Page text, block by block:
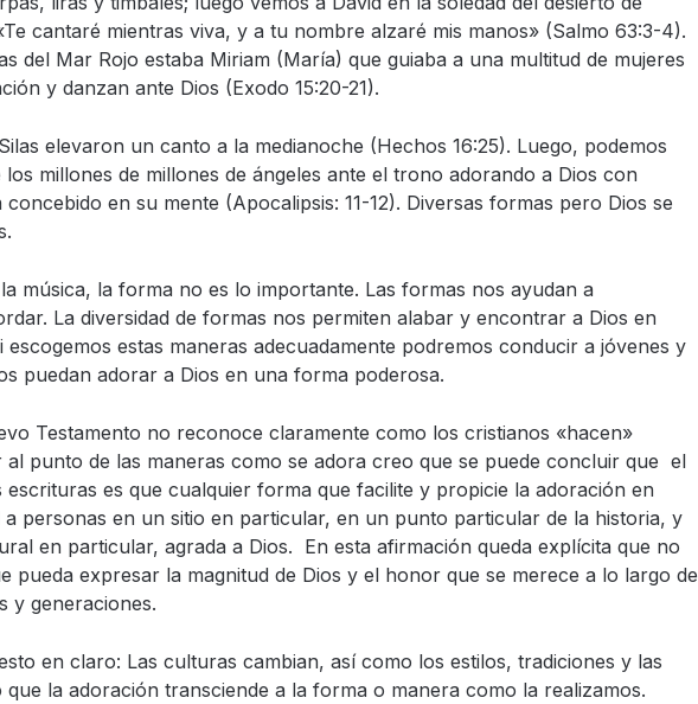
cantaré mientras viva, y a tu nombre alzaré mis manos» (Salmo 63:3-4).
del Mar Rojo estaba Miriam (María) que guiaba a una multitud de mujeres
y danzan ante Dios (Exodo 15:20-21).
elevaron un canto a la medianoche (Hechos 16:25). Luego, podemos
millones de millones de ángeles ante el trono adorando a Dios con
en su mente (Apocalipsis: 11-12). Diversas formas pero Dios se
música, la forma no es lo importante. Las formas nos ayudan a
La diversidad de formas nos permiten alabar y encontrar a Dios en
escogemos estas maneras adecuadamente podremos conducir a jóvenes y
puedan adorar a Dios en una forma poderosa.
Testamento no reconoce claramente como los cristianos «hacen»
punto de las maneras como se adora creo que se puede concluir que el
escrituras es que cualquier forma que facilite y propicie la adoración en
personas en un sitio en particular, en un punto particular de la historia, y
en particular, agrada a Dios. En esta afirmación queda explícita que no
pueda expresar la magnitud de Dios y el honor que se merece a lo largo de
y generaciones.
en claro: Las culturas cambian, así como los estilos, tradiciones y las
que la adoración transciende a la forma o manera como la realizamos.